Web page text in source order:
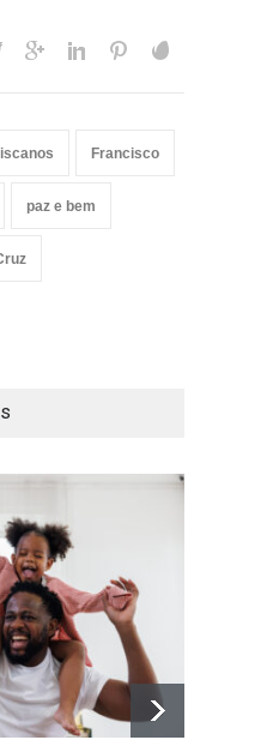
Francisco
paz e bem